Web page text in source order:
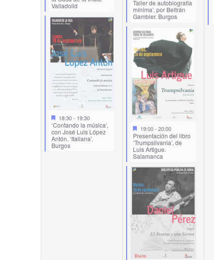
Valladolid
18:30- 19:30
‘Contando la música’,
con José Luis López
Antón. ‘Italiana’.
Burgos
Taller de autobiografía
mínima’, por Beltrán
Gambier. Burgos
19:00- 20:00
Presentación del libro
‘Trumpsilvania’, de
Luis Artigue.
Salamanca